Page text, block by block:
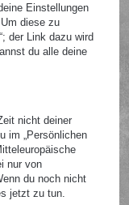
Einstellungen
diese zu
der Link dazu wird
du alle deine
nicht deiner
im „Persönlichen
nur von
du noch nicht
jetzt zu tun.